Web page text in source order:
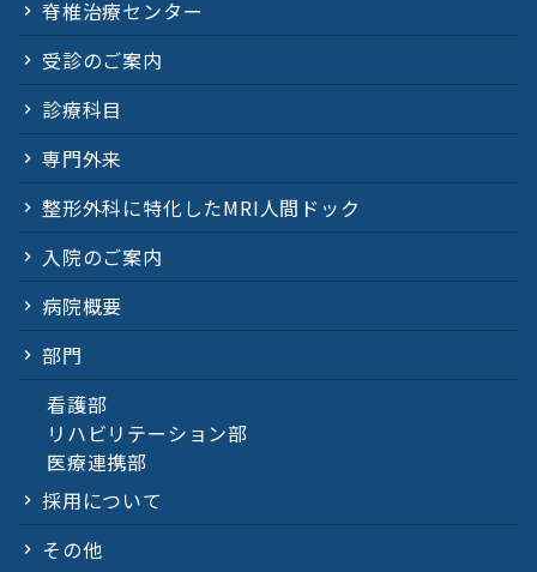
脊椎治療センター
受診のご案内
診療科目
専門外来
整形外科に特化したMRI人間ドック
入院のご案内
病院概要
部門
看護部
リハビリテーション部
医療連携部
採用について
その他